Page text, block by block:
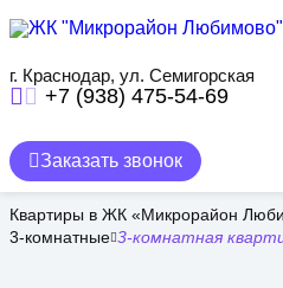
содержанию
г. Краснодар, ул. Семигорская
+7 (938) 475-54-69
Заказать звонок
Квартиры в ЖК «Микрорайон
3-комнатные 3-комнатная